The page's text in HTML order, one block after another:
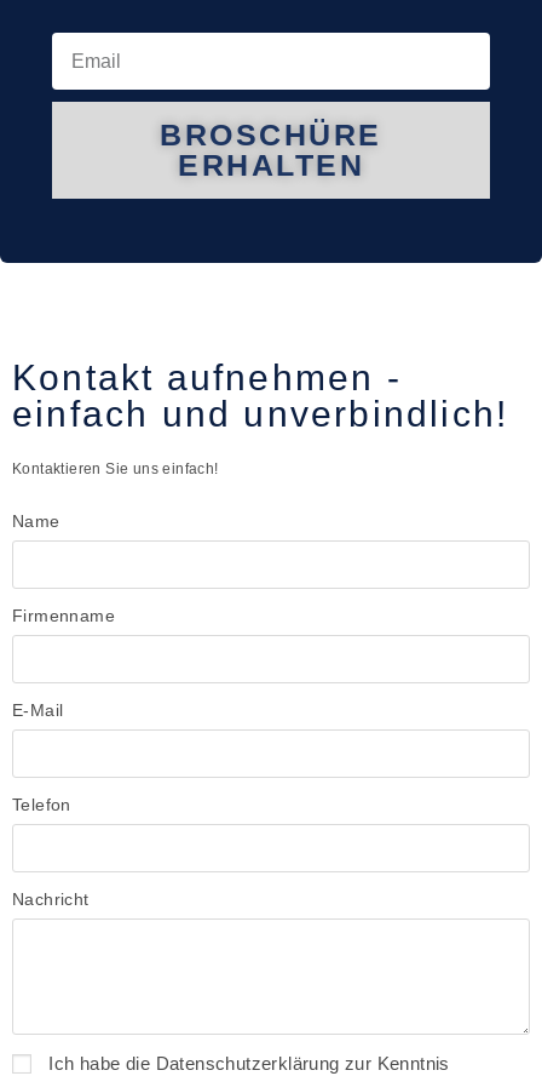
BROSCHÜRE
ERHALTEN
Kontakt aufnehmen -
einfach und unverbindlich!
Kontaktieren Sie uns einfach!
Name
Firmenname
E-Mail
Telefon
Nachricht
Ich habe die Datenschutzerklärung zur Kenntnis